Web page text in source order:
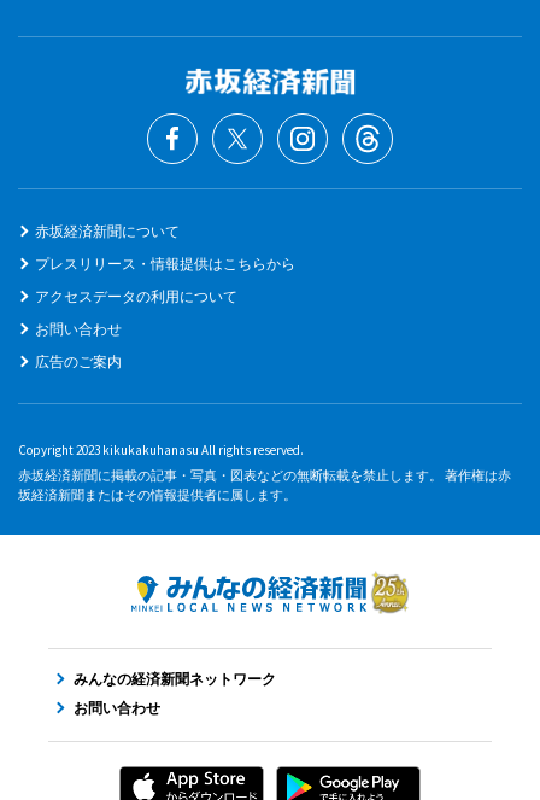
赤坂経済新聞について
プレスリリース・情報提供はこちらから
アクセスデータの利用について
お問い合わせ
広告のご案内
Copyright 2023 kikukakuhanasu All rights reserved.
赤坂経済新聞に掲載の記事・写真・図表などの無断転載を禁止します。 著作権は赤
坂経済新聞またはその情報提供者に属します。
みんなの経済新聞ネットワーク
お問い合わせ